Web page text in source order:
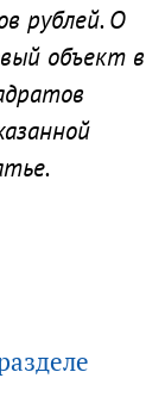
рублей. О
объект в